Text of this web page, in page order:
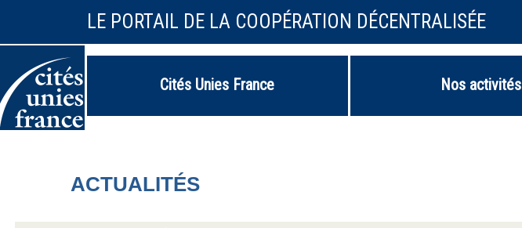
LE PORTAIL DE LA COOPÉRATION DÉCENTRALISÉE
Cités Unies France Nos activités
ACTUALITÉS